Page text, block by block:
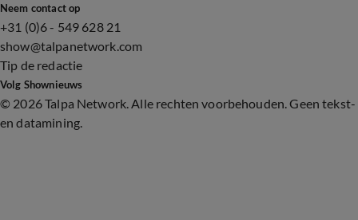
Neem contact op
+31 (0)6 - 549 628 21
show@talpanetwork.com
Tip de redactie
Volg Shownieuws
© 2026 Talpa Network. Alle rechten voorbehouden. Geen tekst-
en datamining.